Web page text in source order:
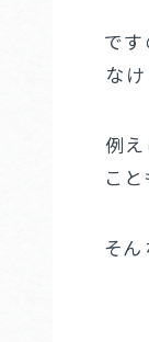
で
なけ
例
こ
そ